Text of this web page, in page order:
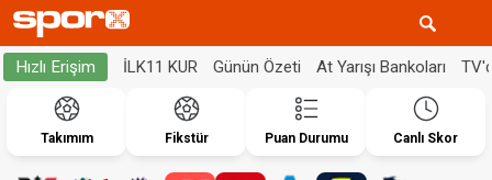
Hızlı Erişim İLK11 KUR Günün Özeti At Yarışı Bankoları
Takımım Fikstür Puan Durumu Canlı Skor